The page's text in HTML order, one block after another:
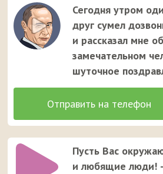
Сегодня утром
друг сумел
и рассказал мне
замечательном
шуточное
Пусть Вас
и любящие люди!